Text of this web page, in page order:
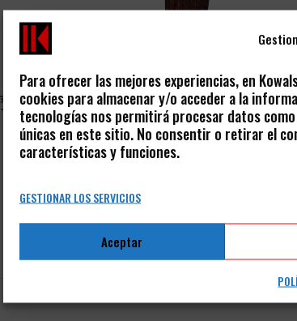
Para ofrecer las mejores experiencias, en
cookies para almacenar y/o acceder a la
tecnologías nos permitirá procesar datos
únicas en este sitio. No consentir o retirar el
características y funciones.
GESTIONAR LOS SERVICIOS
Aceptar
PINCHA PARA AGRANDAR